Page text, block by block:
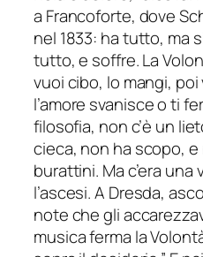
a Francoforte, dove
nel 1833: ha tutto, ma
tutto, e soffre. La
vuoi cibo, lo mangi,
l’amore svanisce o ti
filosofia, non c’è un
cieca, non ha scopo, e
burattini. Ma c’era una
l’ascesi. A Dresda,
note che gli
musica ferma la